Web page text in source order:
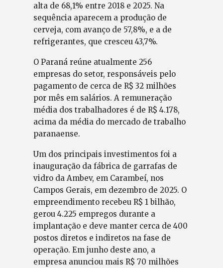
alta de 68,1% entre 2018 e 2025. Na
sequência aparecem a produção de
cerveja, com avanço de 57,8%, e a de
refrigerantes, que cresceu 43,7%.
O Paraná reúne atualmente 256
empresas do setor, responsáveis pelo
pagamento de cerca de R$ 32 milhões
por mês em salários. A remuneração
média dos trabalhadores é de R$ 4.178,
acima da média do mercado de trabalho
paranaense.
Um dos principais investimentos foi a
inauguração da fábrica de garrafas de
vidro da Ambev, em Carambeí, nos
Campos Gerais, em dezembro de 2025. O
empreendimento recebeu R$ 1 bilhão,
gerou 4.225 empregos durante a
implantação e deve manter cerca de 400
postos diretos e indiretos na fase de
operação. Em junho deste ano, a
empresa anunciou mais R$ 70 milhões